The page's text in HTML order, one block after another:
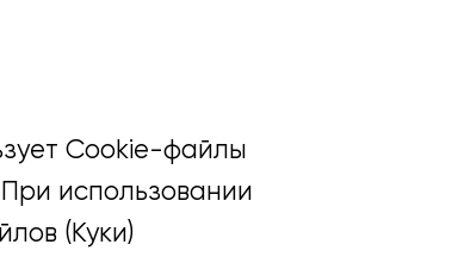
Cookie-файлы
использовании
(Куки)